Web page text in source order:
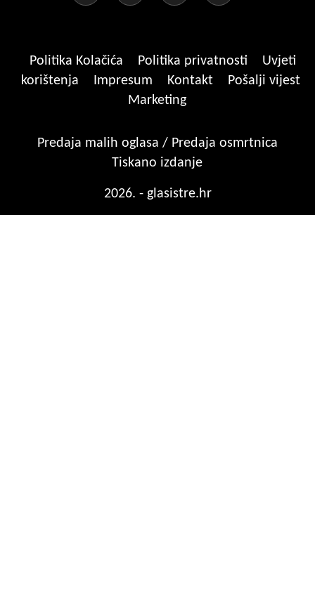
Politika Kolačića Politika privatnosti
Uvjeti
korištenja
Impresum Kontakt
Pošalji vijest
Marketing
Predaja malih oglasa / Predaja osmrtnica
Tiskano izdanje
2026. - glasistre.hr